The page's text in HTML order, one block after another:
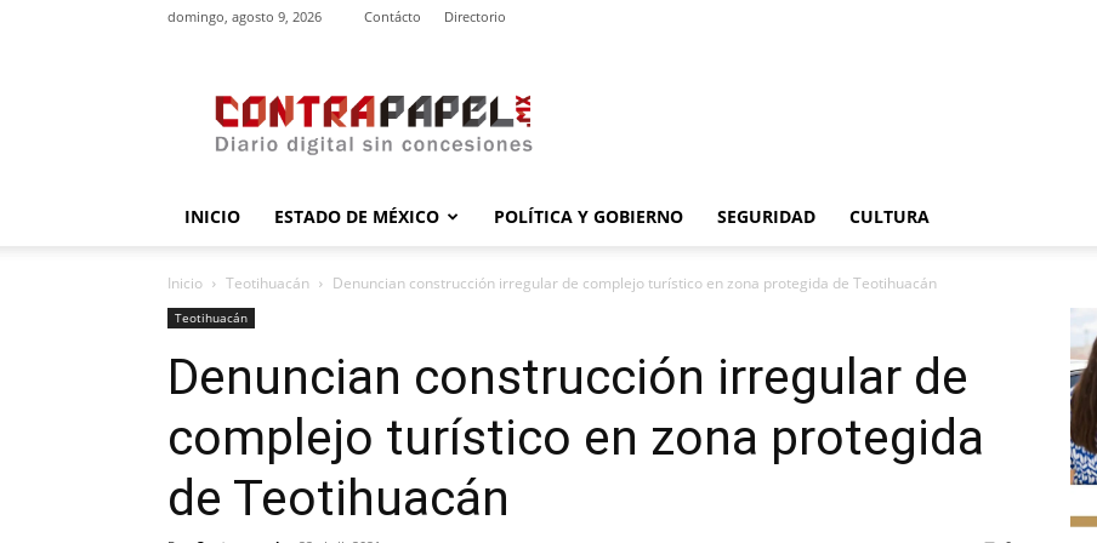
domingo, agosto 9, 2026 Contácto Directorio
INICIO ESTADO DE MÉXICO POLÍTICA Y GOBIERNO SEGURIDAD CULTURA
Inicio Teotihuacán Denuncian construcción irregular de complejo turístico en zona protegida de Teotihuacán
Teotihuacán
Denuncian construcción irregular de
complejo turístico en zona protegida
de Teotihuacán